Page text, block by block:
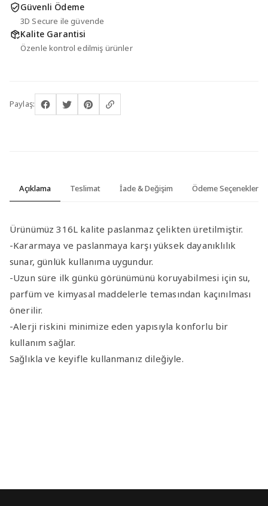
Güvenli Ödeme
3D Secure ile güvende
Kalite Garantisi
Özenle kontrol edilmiş ürünler
Paylaş:
Açıklama Teslimat İade & Değişim Ödeme Seçenekleri
Ürünümüz 316L kalite paslanmaz çelikten üretilmiştir.
-Kararmaya ve paslanmaya karşı yüksek dayanıklılık
sunar, günlük kullanıma uygundur.
-Uzun süre ilk günkü görünümünü koruyabilmesi için su,
parfüm ve kimyasal maddelerle temasından kaçınılması
önerilir.
-Alerji riskini minimize eden yapısıyla konforlu bir
kullanım sağlar.
Sağlıkla ve keyifle kullanmanız dileğiyle.